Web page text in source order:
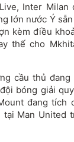
Inter Milan
lớn nước Ý
kèm điều
thế cho
cầu thủ
bóng giải
đang
Man United